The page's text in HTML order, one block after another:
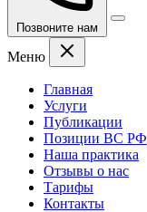
Позвоните нам
Меню
Главная
Услуги
Публикации
Позиции ВС РФ
Наша практика
Отзывы о нас
Тарифы
Контакты